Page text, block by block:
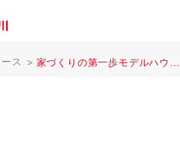
ス 家づくりの第一歩モデルハウス見学会｜ネイエ